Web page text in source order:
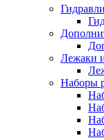
Лежаки
Наборы